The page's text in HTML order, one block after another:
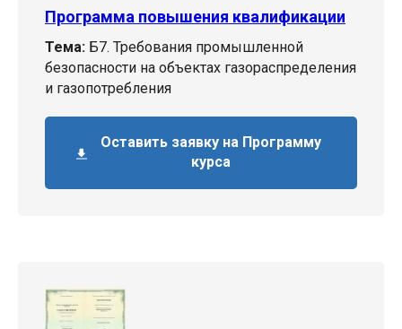
Программа повышения квалификации
Тема: Б7. Требования промышленной
безопасности на объектах газораспределения
и газопотребления
Оставить заявку на Программу
курса